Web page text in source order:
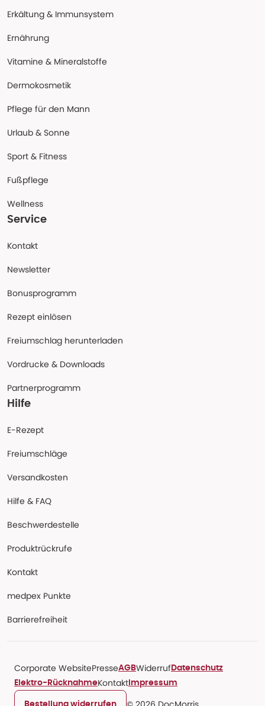
Erkältung & Immunsystem
Ernährung
Vitamine & Mineralstoffe
Dermokosmetik
Pflege für den Mann
Urlaub & Sonne
Sport & Fitness
Fußpflege
Wellness
Service
Kontakt
Newsletter
Bonusprogramm
Rezept einlösen
Freiumschlag herunterladen
Vordrucke & Downloads
Partnerprogramm
Hilfe
E-Rezept
Freiumschläge
Versandkosten
Hilfe & FAQ
Beschwerdestelle
Produktrückrufe
Kontakt
medpex Punkte
Barrierefreiheit
Corporate WebsitePresseAGBWiderruf Datenschutz
Elektro-RücknahmeKontakt Impressum